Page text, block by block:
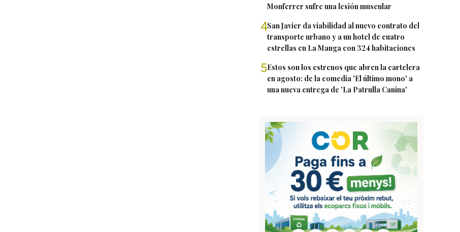
Monferrer sufre una lesión muscular
4San Javier da viabilidad al nuevo contrato del
transporte urbano y a un hotel de cuatro
estrellas en La Manga con 324 habitaciones
5Estos son los estrenos que abren la cartelera
en agosto: de la comedia 'El último mono' a
una nueva entrega de 'La Patrulla Canina'